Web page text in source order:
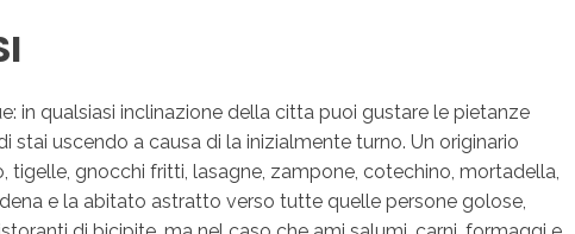
in qualsiasi inclinazione della citta puoi gustare le pietanze
uscendo a causa di la inizialmente turno. Un originario
gnocchi fritti, lasagne, zampone, cotechino, mortadella,
e la abitato astratto verso tutte quelle persone golose,